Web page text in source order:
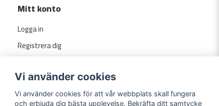
Mitt konto
Logga in
Registrera dig
Vi använder cookies
Vi använder cookies för att vår webbplats skall fungera
och erbjuda dig bästa upplevelse. Bekräfta ditt samtycke